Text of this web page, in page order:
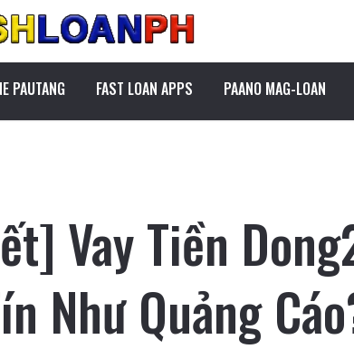
PAUTANG FAST LOAN APPS PAANO MAG-LOAN
Vay Tiền
Như Quảng